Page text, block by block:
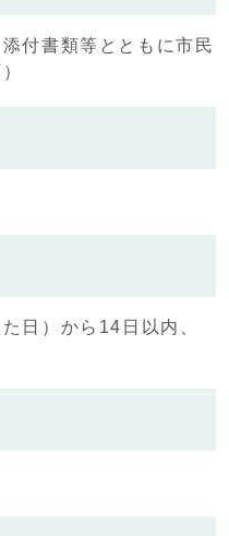
付書類等とともに市民
日）から14日以内、